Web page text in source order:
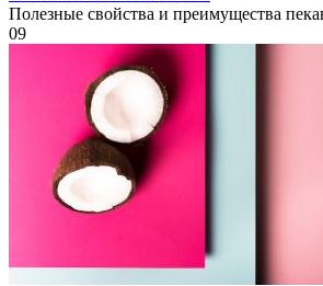
Полезные свойства и преимущества
09